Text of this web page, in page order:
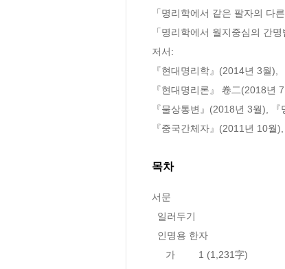
「명리학에서 같은 팔자의 다
「명리학에서 월지중심의 간
저서:
『현대명리학』(2014년 3월
『현대명리론』 卷二(2018년
『물상통변』(2018년 3월),
『중국간체자』(2011년 10월
목차
서문